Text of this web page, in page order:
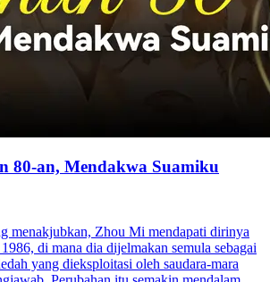
80-an, Mendakwa Suamiku
menakjubkan, Zhou Mi mendapati dirinya
di mana dia dijelmakan semula sebagai
yang dieksploitasi oleh saudara-mara